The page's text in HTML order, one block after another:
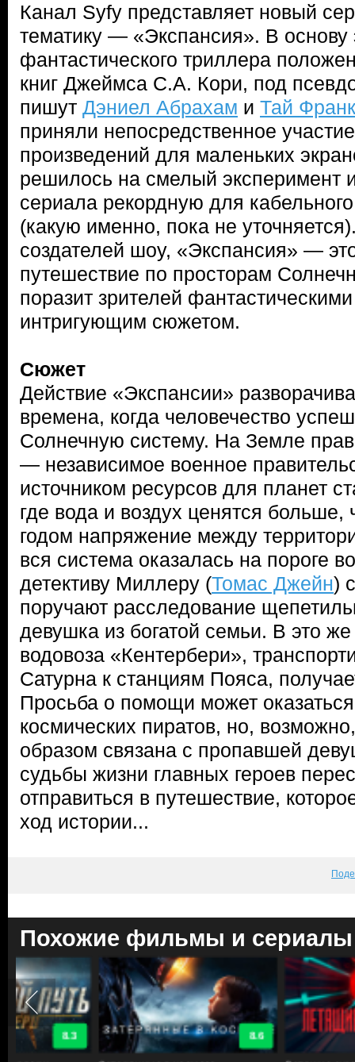
Канал Syfy представляет новый
тематику — «Экспансия». В основу
фантастического триллера
книг Джеймса С.А. Кори, под
пишут Дэниел Абрахам и Тай Франк
приняли непосредственное
произведений для маленьких
решилось на смелый эксперимент
сериала рекордную для
(какую именно, пока не
создателей шоу, «Экспансия» —
путешествие по просторам
поразит зрителей
интригующим сюжетом.
Сюжет
Действие «Экспансии»
времена, когда человечество
Солнечную систему. На Земле
— независимое военное
источником ресурсов для планет
где вода и воздух ценятся
годом напряжение между
вся система оказалась на пороге
детективу Миллеру (Томас Джейн)
поручают расследование
девушка из богатой семьи. В это
водовоза «Кентербери»,
Сатурна к станциям Пояса,
Просьба о помощи может
космических пиратов, но,
образом связана с пропавшей
судьбы жизни главных героев
отправиться в путешествие,
ход истории...
Похожие фильмы и сериалы
8.6